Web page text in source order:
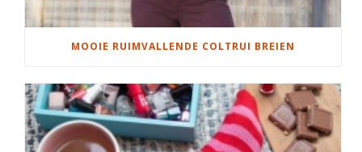
MOOIE RUIMVALLENDE COLTRUI BREIEN